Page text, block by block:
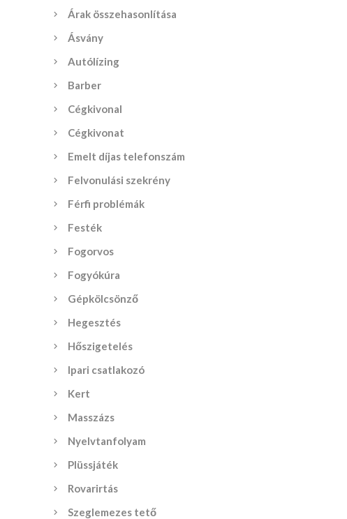
Árak összehasonlítása
Ásvány
Autólízing
Barber
Cégkivonal
Cégkivonat
Emelt díjas telefonszám
Felvonulási szekrény
Férfi problémák
Festék
Fogorvos
Fogyókúra
Gépkölcsönző
Hegesztés
Hőszigetelés
Ipari csatlakozó
Kert
Masszázs
Nyelvtanfolyam
Plüssjáték
Rovarirtás
Szeglemezes tető